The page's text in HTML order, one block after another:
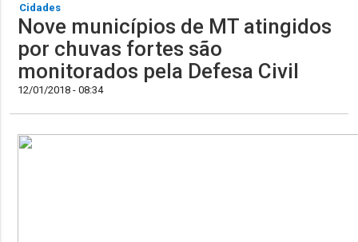
Cidades
Nove municípios de MT atingidos
por chuvas fortes são
monitorados pela Defesa Civil
12/01/2018 - 08:34